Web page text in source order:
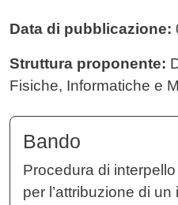
Data di pubblicazione:
Struttura proponente:
Fisiche, Informatiche e
Bando
Procedura di
per l’attribuzione di un